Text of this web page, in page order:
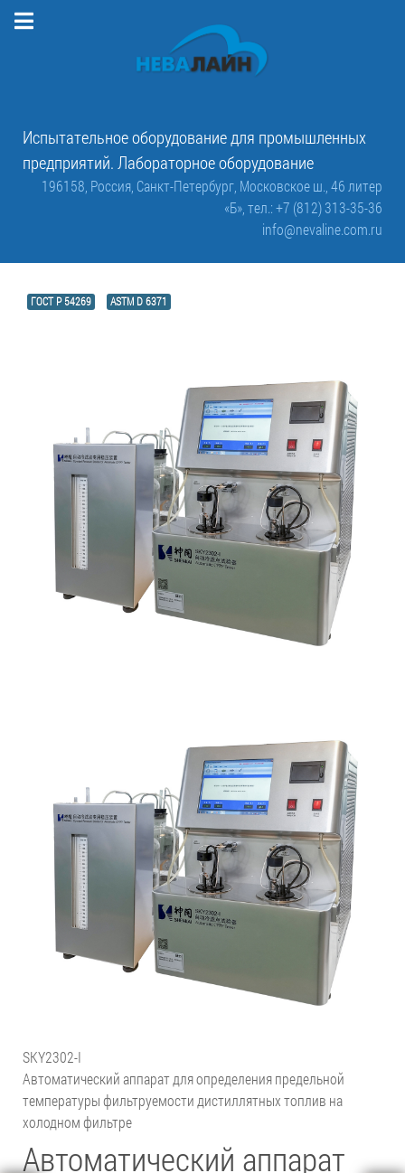
Испытательное оборудование для промышленных
предприятий. Лабораторное оборудование
196158, Россия, Санкт-Петербург, Московское ш., 46 литер
«Б», тел.: +7 (812) 313-35-36
info@nevaline.com.ru
ГОСТ Р 54269 ASTM D 6371
SKY2302-I
Автоматический аппарат для определения предельной
температуры фильтруемости дистиллятных топлив на
холодном фильтре
Автоматический аппарат